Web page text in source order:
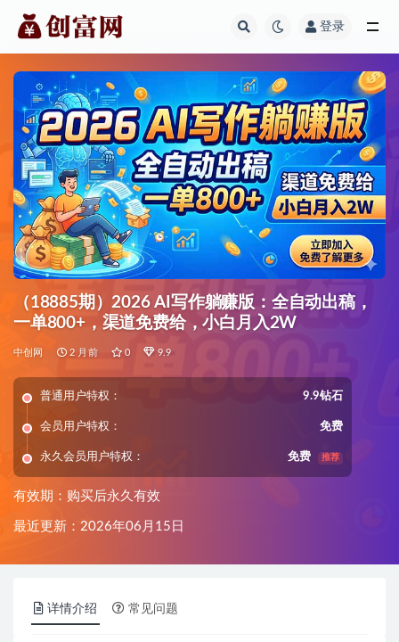
登录
（18885期）2026 AI写作躺赚版：全自动出稿，
一单800+，渠道免费给，小白月入2W
中创网 2 月前 0 9.9
普通用户特权： 9.9钻石
会员用户特权： 免费
永久会员用户特权： 免费 推荐
有效期：购买后永久有效
最近更新：2026年06月15日
详情介绍 常见问题